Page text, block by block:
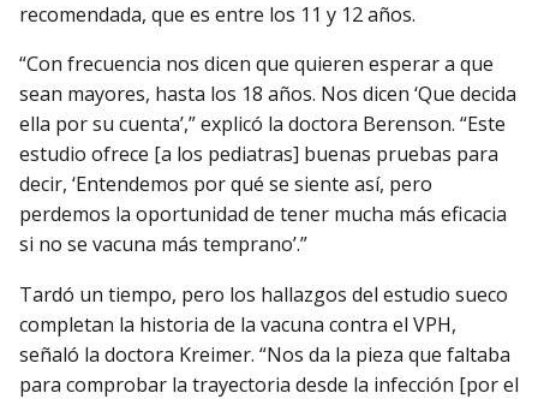
recomendada, que es entre los 11 y 12 años.
“Con frecuencia nos dicen que quieren esperar a que
sean mayores, hasta los 18 años. Nos dicen ‘Que decida
ella por su cuenta’,” explicó la doctora Berenson. “Este
estudio ofrece [a los pediatras] buenas pruebas para
decir, ‘Entendemos por qué se siente así, pero
perdemos la oportunidad de tener mucha más eficacia
si no se vacuna más temprano’.”
Tardó un tiempo, pero los hallazgos del estudio sueco
completan la historia de la vacuna contra el VPH,
señaló la doctora Kreimer. “Nos da la pieza que faltaba
para comprobar la trayectoria desde la infección [por el